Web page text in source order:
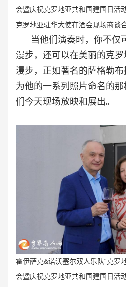
会暨庆祝克罗地亚共和国建国日活
克罗地亚驻华大使在酒会现场商谈
当他们演奏时，你不仅
漫步，还可以在美丽的克
漫步，正如著名的萨格勒
为他的一系列照片命名的
们今天现场放映和展出。
霍伊萨克&诺沃塞尔双人乐队“克罗
会暨庆祝克罗地亚共和国建国日活